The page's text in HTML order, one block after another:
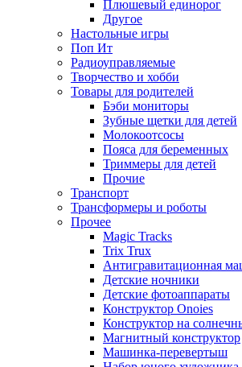
Плюшевый единорог
Другое
Настольные игры
Поп Ит
Радиоуправляемые
Творчество и хобби
Товары для родителей
Бэби мониторы
Зубные щетки для детей
Молокоотсосы
Пояса для беременных
Триммеры для детей
Прочие
Транспорт
Трансформеры и роботы
Прочее
Magic Tracks
Trix Trux
Антигравитационная
Детские ночники
Детские фотоаппараты
Конструктор Onoies
Конструктор на
Магнитный конструктор
Машинка-перевертыш